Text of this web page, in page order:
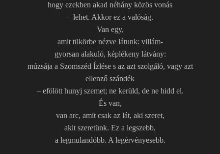
hogy ezekben akad néhány közös vonás
– lehet. Akkor ez a valóság.
Van egy,
amit tükörbe nézve látunk: villám-
gyorsan alakuló, képlékeny látvány:
múzsája a Szomszéd Ízlése s az azt szolgáló, vagy azt
ellenző szándék
– efölött hunyj szemet; ne kerüld, de ne hidd el.
És van,
van arc, amit csak az lát, aki szeret,
akit szeretünk. Ez a legszebb,
a legmulandóbb. A legérvényesebb.